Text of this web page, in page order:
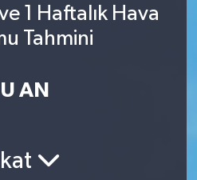
1 Haftalık Hava
Tahmini
AN
ve Fikstür